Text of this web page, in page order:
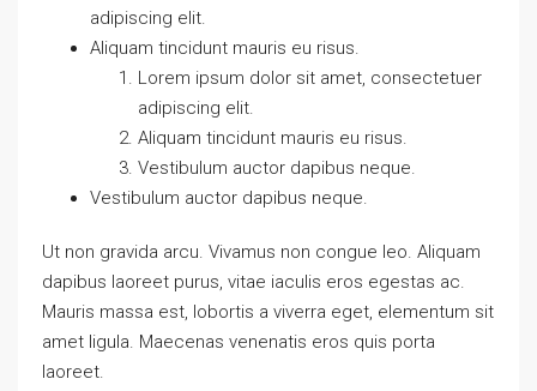
adipiscing elit.
Aliquam tincidunt mauris eu risus.
Lorem ipsum dolor sit amet, consectetuer
adipiscing elit.
Aliquam tincidunt mauris eu risus.
Vestibulum auctor dapibus neque.
Vestibulum auctor dapibus neque.
Ut non gravida arcu. Vivamus non congue leo. Aliquam
dapibus laoreet purus, vitae iaculis eros egestas ac.
Mauris massa est, lobortis a viverra eget, elementum sit
amet ligula. Maecenas venenatis eros quis porta
laoreet.